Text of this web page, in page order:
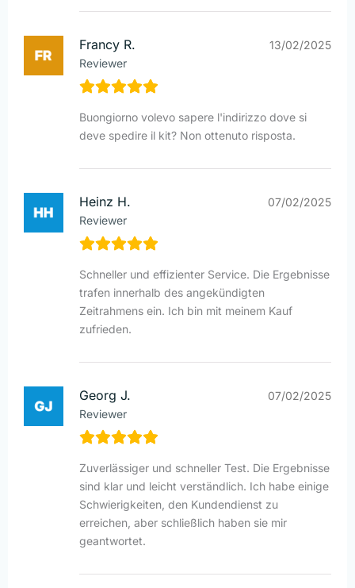
Francy R.
Reviewer
13/02/2025
Buongiorno volevo sapere l'indirizzo dove si
deve spedire il kit? Non ottenuto risposta.
Heinz H.
Reviewer
07/02/2025
Schneller und effizienter Service. Die Ergebnisse
trafen innerhalb des angekündigten
Zeitrahmens ein. Ich bin mit meinem Kauf
zufrieden.
Georg J.
Reviewer
07/02/2025
Zuverlässiger und schneller Test. Die Ergebnisse
sind klar und leicht verständlich. Ich habe einige
Schwierigkeiten, den Kundendienst zu
erreichen, aber schließlich haben sie mir
geantwortet.